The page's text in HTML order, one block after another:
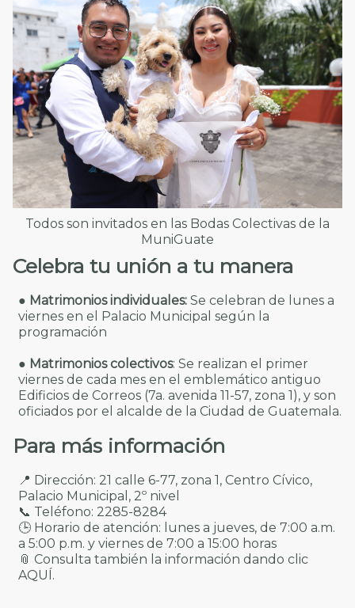
Todos son invitados en las Bodas Colectivas de la
MuniGuate
Celebra tu unión a tu manera
● Matrimonios individuales: Se celebran de lunes a
viernes en el Palacio Municipal según la
programación
● Matrimonios colectivos: Se realizan el primer
viernes de cada mes en el emblemático antiguo
Edificios de Correos (7a. avenida 11-57, zona 1), y son
oficiados por el alcalde de la Ciudad de Guatemala.
Para más información
📍 Dirección: 21 calle 6-77, zona 1, Centro Cívico,
Palacio Municipal, 2º nivel
📞 Teléfono: 2285-8284
🕒 Horario de atención: lunes a jueves, de 7:00 a.m.
a 5:00 p.m. y viernes de 7:00 a 15:00 horas
📎 Consulta también la información dando clic
AQUÍ.